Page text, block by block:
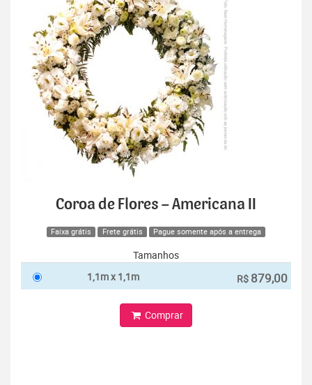
Coroa de Flores – Americana II
Faixa grátis Frete grátis Pague somente após a entrega
Tamanhos
1,1m x 1,1m
R$ 879,00
Comprar